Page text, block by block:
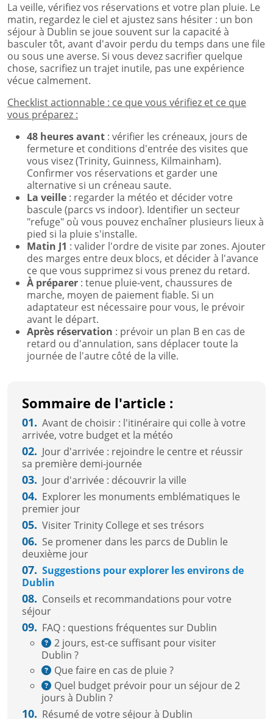
La veille, vérifiez vos réservations et votre plan pluie. Le
matin, regardez le ciel et ajustez sans hésiter : un bon
séjour à Dublin se joue souvent sur la capacité à
basculer tôt, avant d'avoir perdu du temps dans une file
ou sous une averse. Si vous devez sacrifier quelque
chose, sacrifiez un trajet inutile, pas une expérience
vécue calmement.
Checklist actionnable : ce que vous vérifiez et ce que
vous préparez :
48 heures avant : vérifier les créneaux, jours de
fermeture et conditions d'entrée des visites que
vous visez (Trinity, Guinness, Kilmainham).
Confirmer vos réservations et garder une
alternative si un créneau saute.
La veille : regarder la météo et décider votre
bascule (parcs vs indoor). Identifier un secteur
"refuge" où vous pouvez enchaîner plusieurs lieux à
pied si la pluie s'installe.
Matin J1 : valider l'ordre de visite par zones. Ajouter
des marges entre deux blocs, et décider à l'avance
ce que vous supprimez si vous prenez du retard.
À préparer : tenue pluie-vent, chaussures de
marche, moyen de paiement fiable. Si un
adaptateur est nécessaire pour vous, le prévoir
avant le départ.
Après réservation : prévoir un plan B en cas de
retard ou d'annulation, sans déplacer toute la
journée de l'autre côté de la ville.
Sommaire de l'article :
01. Avant de choisir : l'itinéraire qui colle à votre
arrivée, votre budget et la météo
02. Jour d'arrivée : rejoindre le centre et réussir
sa première demi-journée
03. Jour d'arrivée : découvrir la ville
04. Explorer les monuments emblématiques le
premier jour
05. Visiter Trinity College et ses trésors
06. Se promener dans les parcs de Dublin le
deuxième jour
07. Suggestions pour explorer les environs de
Dublin
08. Conseils et recommandations pour votre
séjour
09. FAQ : questions fréquentes sur Dublin
2 jours, est-ce suffisant pour visiter
Dublin ?
Que faire en cas de pluie ?
Quel budget prévoir pour un séjour de 2
jours à Dublin ?
10. Résumé de votre séjour à Dublin